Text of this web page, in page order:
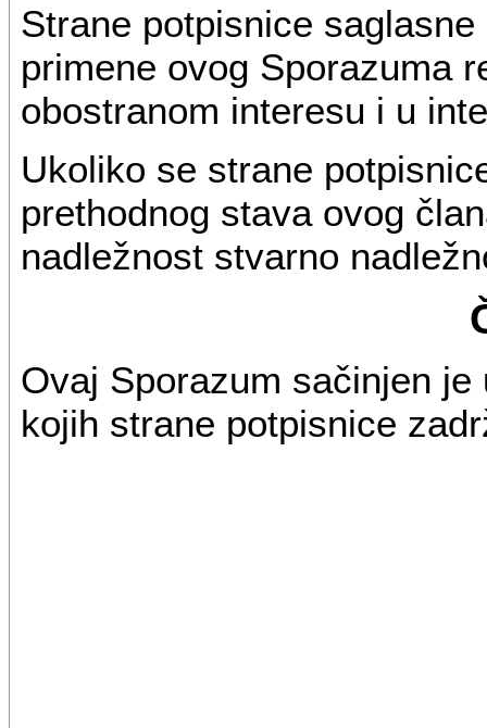
Strane potpisnice
primene ovog Sporazuma
obostranom interesu i u
Ukoliko se strane
prethodnog stava ovog
nadležnost stvarno
Ovaj Sporazum sačinjen
kojih strane potpisnice